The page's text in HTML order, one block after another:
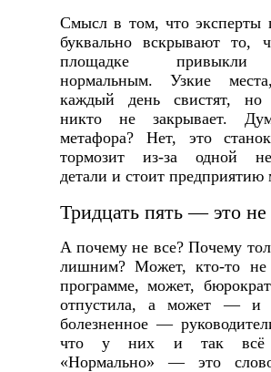
Смысл в том, что эксперты
буквально вскрывают то,
площадке привыкли
нормальным. Узкие
каждый день свистят, но
никто не закрывает.
метафора? Нет, это
тормозит из-за одной
детали и стоит
Тридцать пять — это не
А почему не все? Почему
лишним? Может, кто-то
программе, может,
отпустила, а может — и
болезненное —
что у них и так всё
«Нормально» — это